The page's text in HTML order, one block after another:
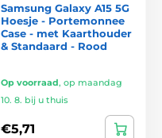
Samsung Galaxy A15 5G
Hoesje - Portemonnee
Case - met Kaarthouder
& Standaard - Rood
Op voorraad, op maandag
10. 8. bij u thuis
€5,71